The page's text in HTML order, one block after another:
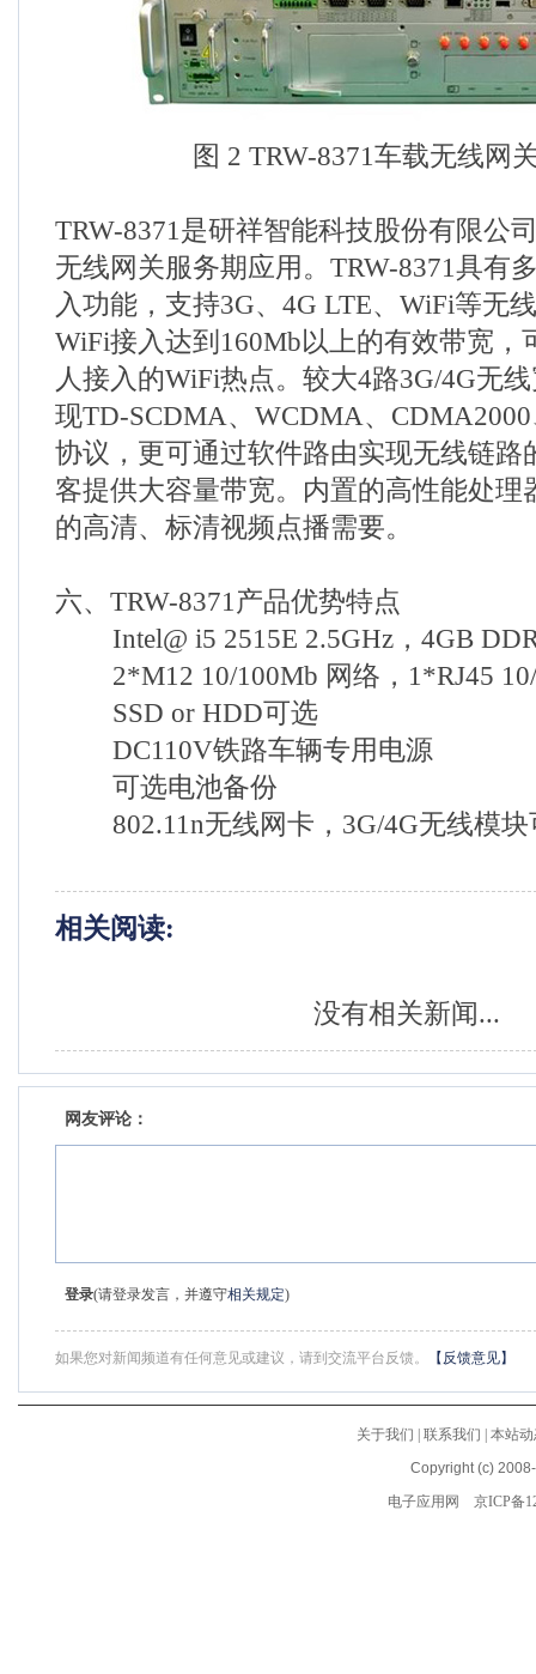
图 2 TRW-8371车载无线网
TRW-8371是研祥智能科技股份有限公
无线网关服务期应用。TRW-8371具有
入功能，支持3G、4G LTE、WiFi等无
WiFi接入达到160Mb以上的有效带宽，
人接入的WiFi热点。较大4路3G/4G无
现TD-SCDMA、WCDMA、
协议，更可通过软件路由实现无线链路
客提供大容量带宽。内置的高性能处理
的高清、标清视频点播需要。
六、TRW-8371产品优势特点
Intel@ i5 2515E 2.5GHz，4GB
2*M12 10/100Mb 网络，1*RJ45 10/
SSD or HDD可选
DC110V铁路车辆专用电源
可选电池备份
802.11n无线网卡，3G/4G无线模块
相关阅读:
没有相关新闻...
网友评论：
登录(请登录发言，并遵守相关规定)
如果您对新闻频道有任何意见或建议，请到交流平台反馈。 【反馈意见】
关于我们 联系我们
本站
Copyright (c)
电子应用网
京ICP备